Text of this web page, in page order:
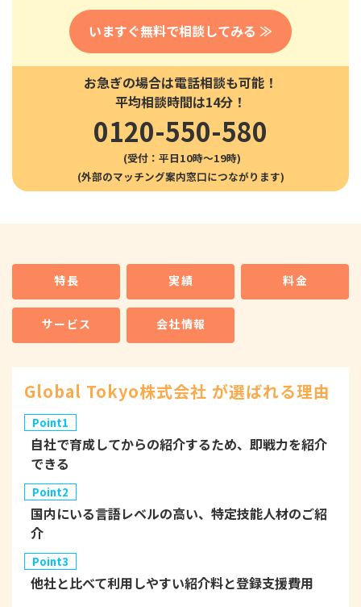
いますぐ無料で相談してみる ≫
お急ぎの場合は電話相談も可能！
平均相談時間は14分！
0120-550-580
(受付：平日10時〜19時)
特長 実績 料金
サービス 会社情報
Global Tokyo株式会社 が選ばれる理由
Point1
自社で育成してからの紹介するため、即戦力を紹介
できる
Point2
国内にいる言語レベルの高い、特定技能人材のご紹
介
Point3
他社と比べて利用しやすい紹介料と登録支援費用